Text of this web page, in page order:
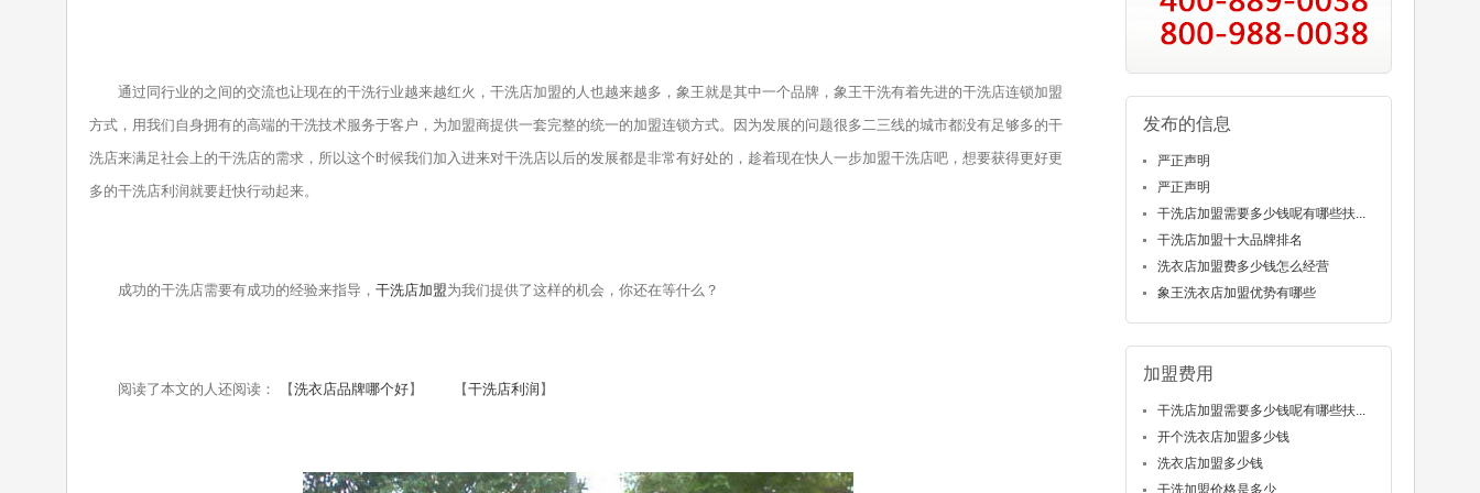
通过同行业的之间的交流也让现在的干洗行业越来越红火，干洗店加盟的人也越来越多，象王就是其中一个品牌，象王干洗有着先进的干洗店连锁加盟
方式，用我们自身拥有的高端的干洗技术服务于客户，为加盟商提供一套完整的统一的加盟连锁方式。因为发展的问题很多二三线的城市都没有足够多的干
洗店来满足社会上的干洗店的需求，所以这个时候我们加入进来对干洗店以后的发展都是非常有好处的，趁着现在快人一步加盟干洗店吧，想要获得更好更
多的干洗店利润就要赶快行动起来。
成功的干洗店需要有成功的经验来指导， 干洗店加盟为我们提供了这样的机会，你还在等什么？
阅读了本文的人还阅读： 【洗衣店品牌哪个好】 【干洗店利润 】
发布的信息
严正声明
严正声明
干洗店加盟需要多少钱呢有哪些扶...
干洗店加盟十大品牌排名
洗衣店加盟费多少钱怎么经营
象王洗衣店加盟优势有哪些
加盟费用
干洗店加盟需要多少钱呢有哪些扶...
开个洗衣店加盟多少钱
洗衣店加盟多少钱
干洗加盟价格是多少